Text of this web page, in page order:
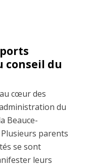
conseil du
cœur des
du
Beauce-
Plusieurs parents
se sont
leurs